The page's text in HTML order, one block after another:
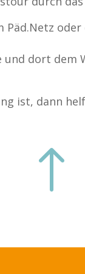
und dort dem
ist, dann
!